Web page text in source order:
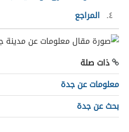
٤
المراجع
ذات صلة
معلومات عن جدة
بحث عن جدة